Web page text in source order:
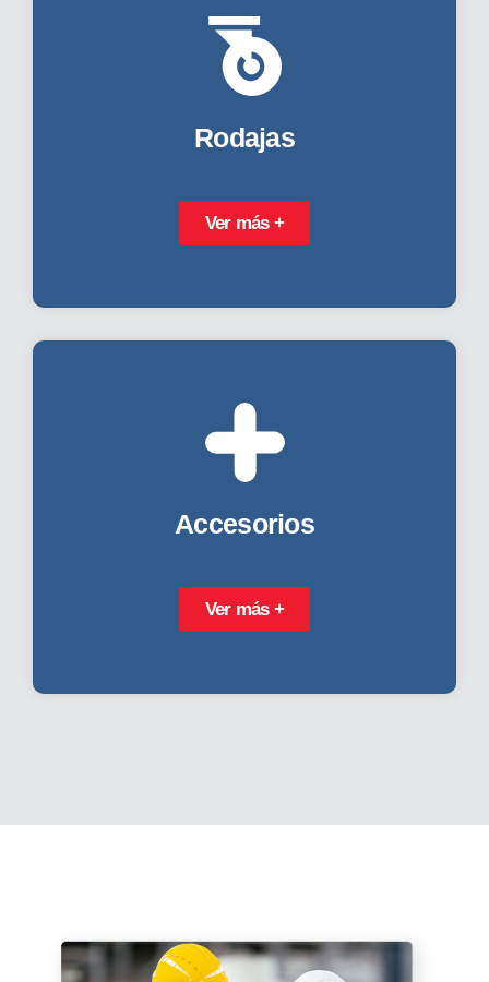
Rodajas
Ver más +
Accesorios
Ver más +